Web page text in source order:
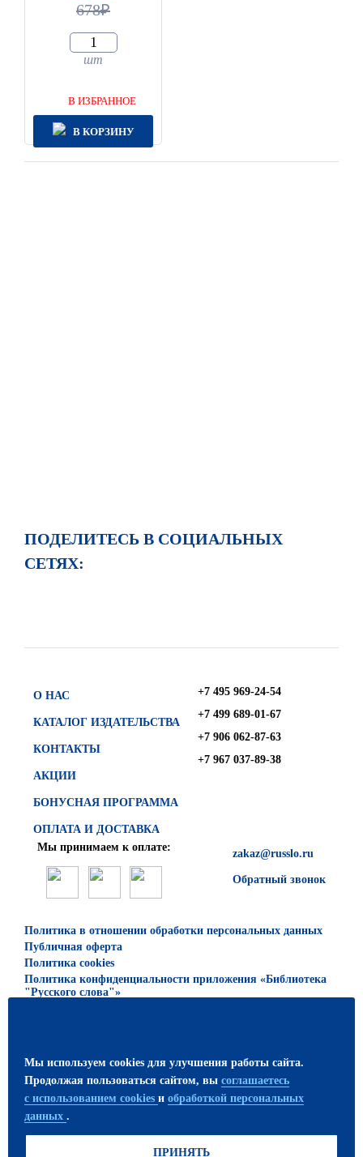
678
шт
В ИЗБРАННОЕ
В КОРЗИНУ
ПОДЕЛИТЕСЬ В СОЦИАЛЬНЫХ
СЕТЯХ:
О НАС
КАТАЛОГ ИЗДАТЕЛЬСТВА
КОНТАКТЫ
АКЦИИ
БОНУСНАЯ ПРОГРАММА
ОПЛАТА И ДОСТАВКА
+7 495 969-24-54
+7 499 689-01-67
+7 906 062-87-63
+7 967 037-89-38
zakaz@russlo.ru
Обратный звонок
Мы принимаем к оплате:
Политика в отношении обработки персональных данных
Публичная оферта
Политика cookies
Политика конфиденциальности приложения «Библиотека
"Русского слова"»
возможно только с письменного разрешения
издательства.
ПРИСОЕДИНЯЙТЕСЬ!
Мы используем cookies для улучшения работы сайта.
Продолжая пользоваться сайтом, вы соглашаетесь
с использованием cookies и обработкой персональных
данных .
ПРИНЯТЬ